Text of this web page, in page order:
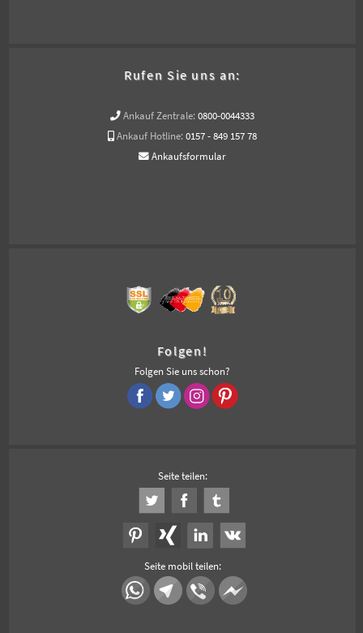
Rufen Sie uns an:
Ankauf Zentrale: 0800-0044333
Ankauf Hotline: 0157 - 849 157 78
Ankaufsformular
Folgen!
Folgen Sie uns schon?
Seite teilen:
Seite mobil teilen: